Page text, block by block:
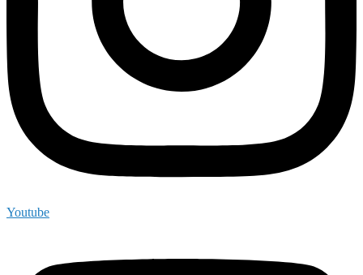
Youtube